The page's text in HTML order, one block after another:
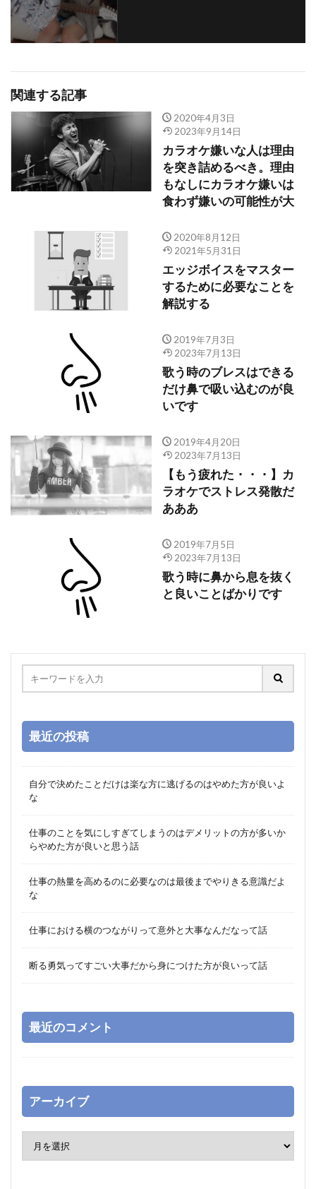
関連する記事
2020年4月3日
2023年9月14日
カラオケ嫌いな人は理由
を突き詰めるべき。理由
もなしにカラオケ嫌いは
食わず嫌いの可能性が大
2020年8月12日
2021年5月31日
エッジボイスをマスター
するために必要なことを
解説する
2019年7月3日
2023年7月13日
歌う時のブレスはできる
だけ鼻で吸い込むのが良
いです
2019年4月20日
2023年7月13日
【もう疲れた・・・】カ
ラオケでストレス発散だ
あああ
2019年7月5日
2023年7月13日
歌う時に鼻から息を抜く
と良いことばかりです
最近の投稿
自分で決めたことだけは楽な方に逃げるのはやめた方が良いよ
な
仕事のことを気にしすぎてしまうのはデメリットの方が多いか
らやめた方が良いと思う話
仕事の熱量を高めるのに必要なのは最後までやりきる意識だよ
な
仕事における横のつながりって意外と大事なんだなって話
断る勇気ってすごい大事だから身につけた方が良いって話
最近のコメント
アーカイブ